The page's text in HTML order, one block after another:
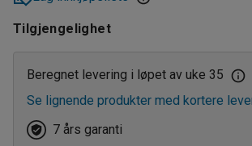
1750
250-1750
350-1850
30
1300
1500
1200
1500
2000
3000
4000
Tilgjengelighet
Beregnet levering i løpet av uke 35
Se lignende produkter med kortere
7 års garanti